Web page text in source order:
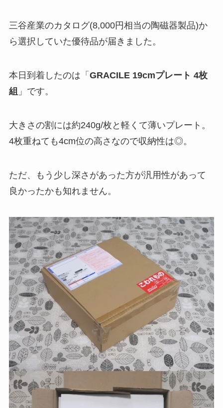
三谷産業のカタログ(8,000円相当の陶磁器製品)か
ら選択していた優待品が届きました。
本日到着したのは「 GRACILE 19cmプレート 4枚
組 」です。
大きさの割には約240g/枚と軽くて薄いプレート。
4枚重ねても4cm位の高さなので収納性は◎。
ただ、もう少し深さがあった方が汎用性があって
良かったかも知れません。